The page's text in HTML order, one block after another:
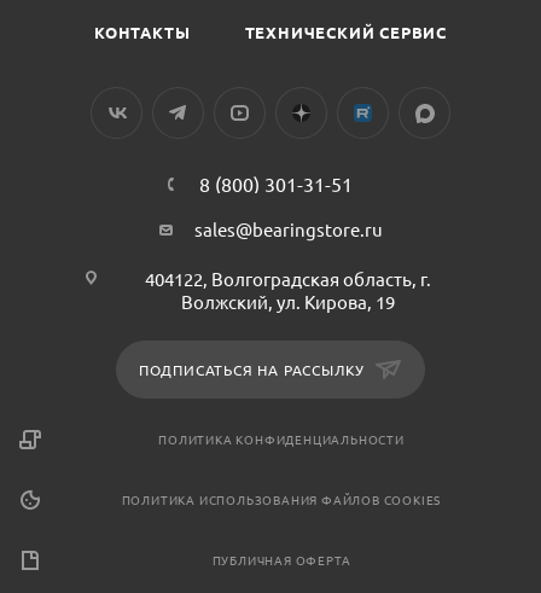
КОНТАКТЫ ТЕХНИЧЕСКИЙ СЕРВИС
8 (800) 301-31-51
sales@bearingstore.ru
404122, Волгоградская область, г.
Волжский, ул. Кирова, 19
ПОДПИСАТЬСЯ НА РАССЫЛКУ
ПОЛИТИКА КОНФИДЕНЦИАЛЬНОСТИ
ПОЛИТИКА ИСПОЛЬЗОВАНИЯ ФАЙЛОВ COOKIES
ПУБЛИЧНАЯ ОФЕРТА